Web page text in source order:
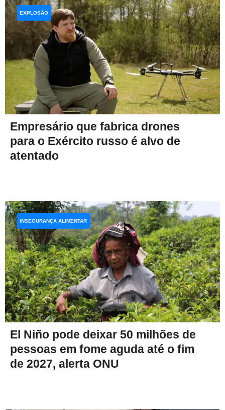
Empresário que fabrica drones
para o Exército russo é alvo de
atentado
EXPLOSÃO
El Niño pode deixar 50 milhões de
pessoas em fome aguda até o fim
de 2027, alerta ONU
INSEGURANÇA ALIMENTAR